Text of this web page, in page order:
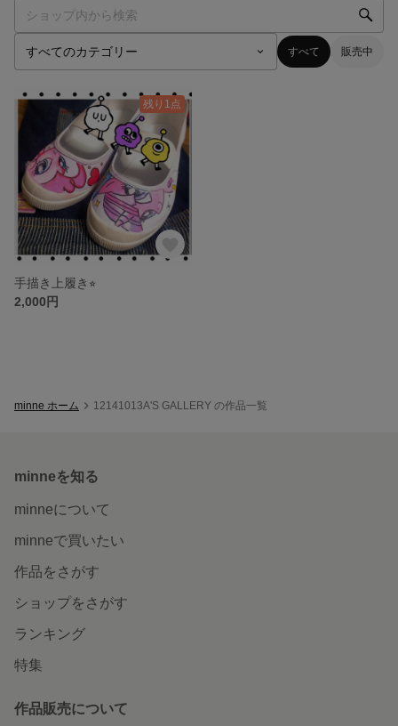
すべて 販売中
残り1点
手描き上履き⭐︎
2,000円
minne ホーム 12141013A'S GALLERY の作品一覧
minneを知る
minneについて
minneで買いたい
作品をさがす
ショップをさがす
ランキング
特集
作品販売について